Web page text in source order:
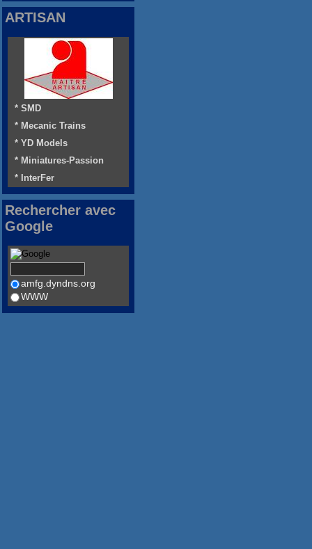
ARTISAN
* SMD
* Mecanic Trains
* YD Models
* Miniatures-Passion
* InterFer
Rechercher avec
Google
amfg.dyndns.org
WWW